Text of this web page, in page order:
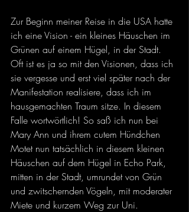
Zur Beginn meiner Reise in die USA hatte
ich eine Vision - ein kleines Häuschen im
Grünen auf einem Hügel, in der Stadt.
Oft ist es ja so mit den Visionen, dass ich
sie vergesse und erst viel später nach der
Manifestation realisiere, dass ich im
hausgemachten Traum sitze. In diesem
Falle wortwörtlich! So saß ich nun bei
Mary Ann und ihrem cutem Hündchen
Motet nun tatsächlich in diesem kleinen
Häuschen auf dem Hügel in Echo Park,
mitten in der Stadt, umrundet von Grün
und zwitschernden Vögeln, mit moderater
Miete und kurzem Weg zur Uni.